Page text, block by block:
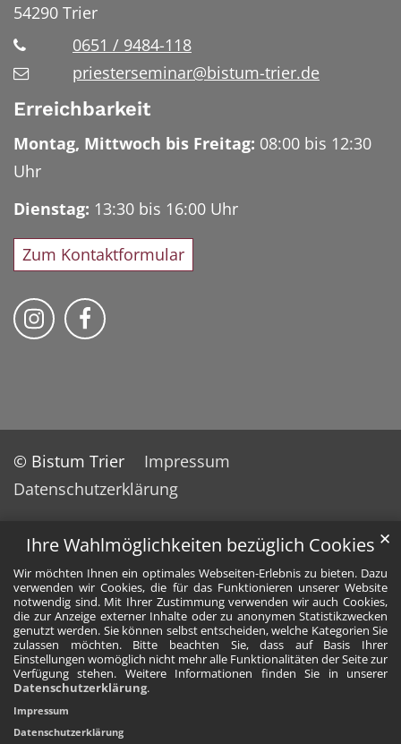
Ihre Wahlmöglichkeiten bezüglich Cookies
Wir möchten Ihnen ein optimales Webseiten-Erlebnis zu bieten. Dazu
verwenden wir Cookies, die für das Funktionieren unserer Website
notwendig sind. Mit Ihrer Zustimmung verwenden wir auch Cookies,
die zur Anzeige externer Inhalte oder zu anonymen Statistikzwecken
genutzt werden. Sie können selbst entscheiden, welche Kategorien Sie
zulassen möchten. Bitte beachten Sie, dass auf Basis Ihrer
Einstellungen womöglich nicht mehr alle Funktionalitäten der Seite zur
Verfügung stehen. Weitere Informationen finden Sie in unserer
Datenschutzerklärung.
✕
Impressum
Datenschutzerklärung
54290 Trier
0651 / 9484-118
priesterseminar@bistum-trier.de
Erreichbarkeit
Montag, Mittwoch bis Freitag: 08:00 bis 12:30
Uhr
Dienstag: 13:30 bis 16:00 Uhr
Zum Kontaktformular
Bischöfliches Priesterseminar auf
Bischöfliches Priesterseminar auf
© Bistum Trier
Impressum
Datenschutzerklärung